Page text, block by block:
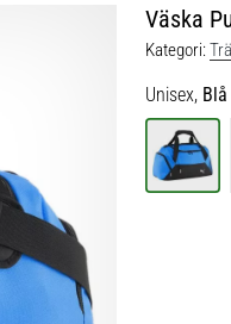
Väska
Kategori:
Unisex, Blå